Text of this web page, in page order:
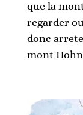
que la
regarder
donc
mont